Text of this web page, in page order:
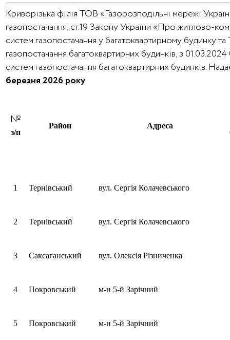
Криворізька філія ТОВ «Газорозподільні мережі
газопостачання, ст.19 Закону України «Про житлово-
систем газопостачання у багатоквартирному будинку
газопостачання багатоквартирних будинків, з
систем газопостачання багатоквартирних будинків.
березня 2026 року
№
з/п
Район Адреса
1 Тернівський вул. Сергія Колачевського
2 Тернівський вул. Сергія Колачевського
3 Саксаганський вул. Олексія Різниченка
4 Покровський м-н 5-й Зарічний
5 Покровський м-н 5-й Зарічний